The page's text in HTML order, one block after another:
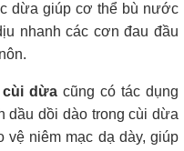
dừa giúp cơ thể bù nước
nhanh các cơn đau đầu
cùi dừa cũng có tác dụng
dầu dồi dào trong cùi dừa
vệ niêm mạc dạ dày, giúp